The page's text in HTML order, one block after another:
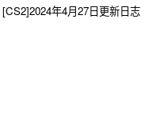
[CS2]2024年4月27日更新日志